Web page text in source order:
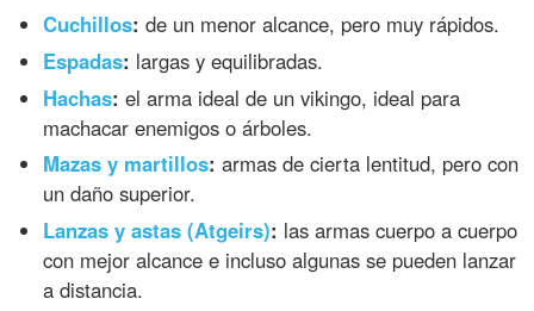
Cuchillos: de un menor alcance, pero muy rápidos.
Espadas: largas y equilibradas.
Hachas: el arma ideal de un vikingo, ideal para
machacar enemigos o árboles.
Mazas y martillos: armas de cierta lentitud, pero con
un daño superior.
Lanzas y astas (Atgeirs): las armas cuerpo a cuerpo
con mejor alcance e incluso algunas se pueden lanzar
a distancia.